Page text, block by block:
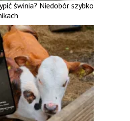
świnia? Niedobór szybko